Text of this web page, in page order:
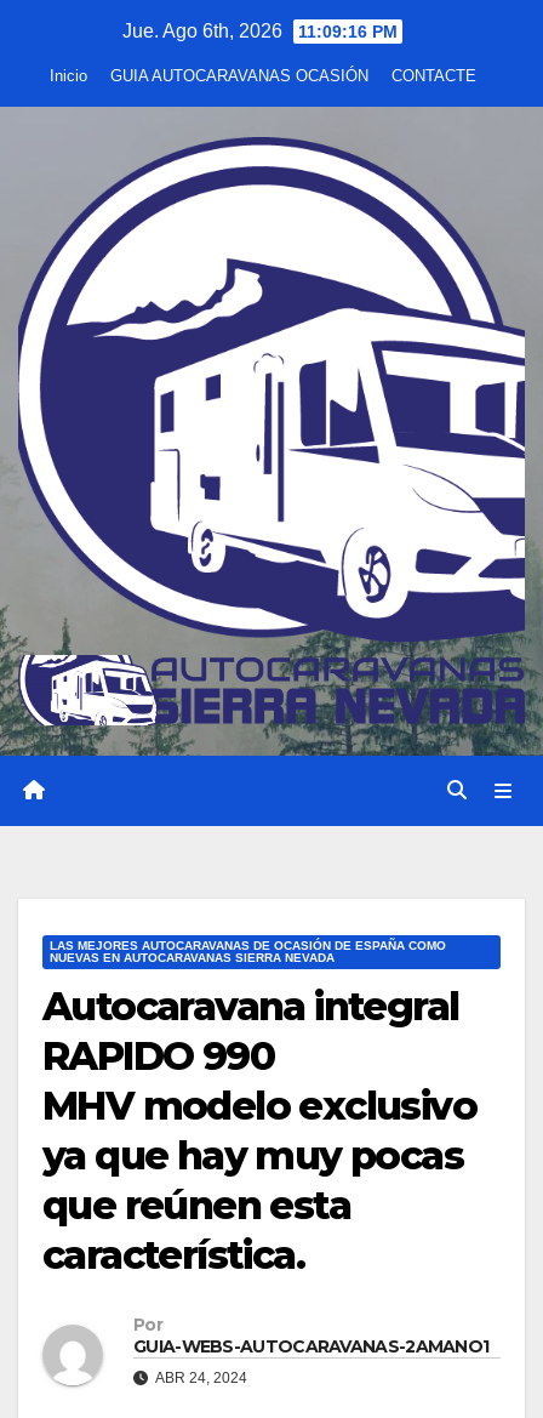
Jue. Ago 6th, 2026 11:09:17 PM
Inicio GUIA AUTOCARAVANAS OCASIÓN CONTACTE
LAS MEJORES AUTOCARAVANAS DE OCASIÓN DE ESPAÑA COMO
NUEVAS EN AUTOCARAVANAS SIERRA NEVADA
Autocaravana integral
RAPIDO 990
MHV modelo exclusivo
ya que hay muy pocas
que reúnen esta
característica.
Por
GUIA-WEBS-AUTOCARAVANAS-2AMANO1
ABR 24, 2024